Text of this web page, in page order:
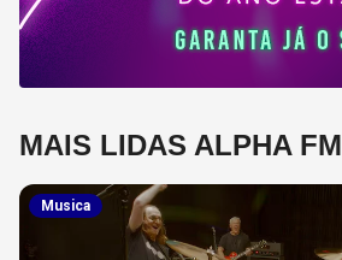
MAIS LIDAS ALPHA FM
Musica